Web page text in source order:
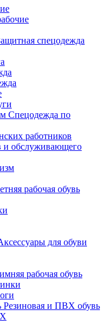
спецодежда
Спецодежда по
работников
и обслуживающего
рабочая обувь
для обуви
рабочая обувь
Резиновая и ПВХ обувь